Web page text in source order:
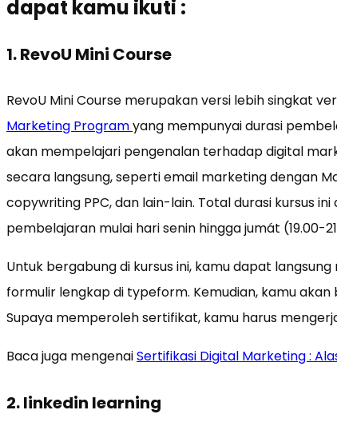
dapat kamu ikuti :
1. RevoU Mini Course
RevoU Mini Course merupakan versi lebih singkat
Marketing Programyang mempunyai durasi
akan mempelajari pengenalan terhadap digital
secara langsung, seperti email marketing dengan
copywriting PPC, dan lain-lain. Total durasi kursus
pembelajaran mulai hari senin hingga jumát (19.00-
Untuk bergabung di kursus ini, kamu dapat langsung
formulir lengkap di typeform. Kemudian, kamu
Supaya memperoleh sertifikat, kamu harus
Baca juga mengenaiSertifikasi Digital Marketing :
2. linkedin learning